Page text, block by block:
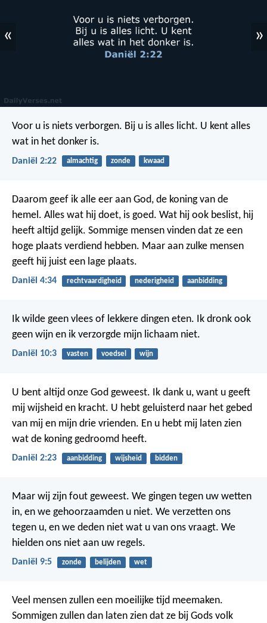
« »
Voor u is niets verborgen. Bij u is alles licht. U kent alles
wat in het donker is.
Daniël 2:22 almachtig zonde kwaad
Daarom geef ik alle eer aan God, de koning van de
hemel. Alles wat hij doet, is goed. Wat hij ook beslist, hij
heeft altijd gelijk. Sommige mensen vinden dat ze een
hoge plaats verdiend hebben. Maar aan zulke mensen
geeft hij juist een lage plaats.
Daniël 4:34 rechtvaardigheid nederigheid aanbidding
Ik wilde geen vlees of lekkere dingen eten. Ik dronk ook
geen wijn en ik verzorgde mijn lichaam niet.
Daniël 10:3 vasten voedsel wijn
U bent altijd onze God geweest. Ik dank u, want u geeft
mij wijsheid en kracht. U hebt geluisterd naar het gebed
van mij en mijn drie vrienden. En u hebt mij laten zien
wat de koning gedroomd heeft.
Daniël 2:23 aanbidding wijsheid bidden
Maar wij zijn fout geweest. We gingen tegen uw wetten
in, en we gehoorzaamden u niet. We verzetten ons
tegen u, en we deden niet wat u van ons vraagt. We
hielden ons niet aan uw regels.
Daniël 9:5 zonde belijden wet
Veel mensen zullen een moeilijke tijd meemaken.
Sommigen zullen dan laten zien dat ze bij Gods volk